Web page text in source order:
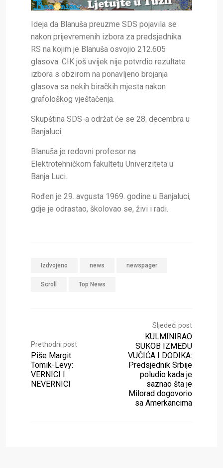
Ideja da Blanuša preuzme SDS pojavila se
nakon prijevremenih izbora za predsjednika
RS na kojim je Blanuša osvojio 212.605
glasova. CIK još uvijek nije potvrdio rezultate
izbora s obzirom na ponavljeno brojanja
glasova sa nekih biračkih mjesta nakon
grafološkog vještačenja.
Skupština SDS-a održat će se 28. decembra u
Banjaluci.
Blanuša je redovni profesor na
Elektrotehničkom fakultetu Univerziteta u
Banja Luci.
Rođen je 29. avgusta 1969. godine u Banjaluci,
gdje je odrastao, školovao se, živi i radi.
Izdvojeno news newspager
Scroll Top News
Prethodni post
Piše Margit
Tomik-Levy:
VERNICI I
NEVERNICI
Sljedeći post
KULMINIRAO
SUKOB IZMEĐU
VUČIĆA I DODIKA:
Predsjednik Srbije
poludio kada je
saznao šta je
Milorad dogovorio
sa Amerkancima